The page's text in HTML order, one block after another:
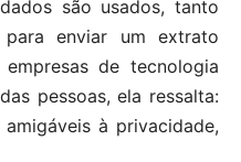
são usados, tanto
enviar um extrato
de tecnologia
pessoas, ela ressalta:
​​à privacidade,